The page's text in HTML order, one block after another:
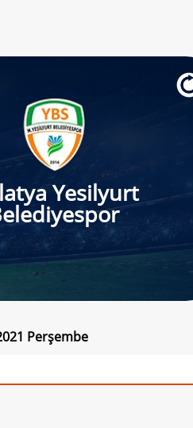
Yesilyurt
Perşembe